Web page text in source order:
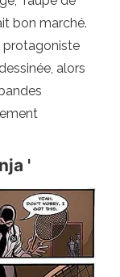
bon marché.
protagoniste
alors
'